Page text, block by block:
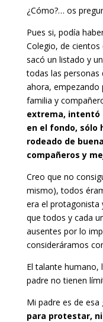
¿Cómo?… os
Pues si, podía
Colegio, de
sacó un listado y
todas las personas
ahora, empezando
familia y
extrema, intentó
en el fondo, sólo
rodeado de
compañeros y
Creo que no
mismo), todos
era el protagonista
que todos y cada
ausentes por lo
consideráramos
El talante humano,
padre no tienen
Mi padre es de esa
para protestar, ni